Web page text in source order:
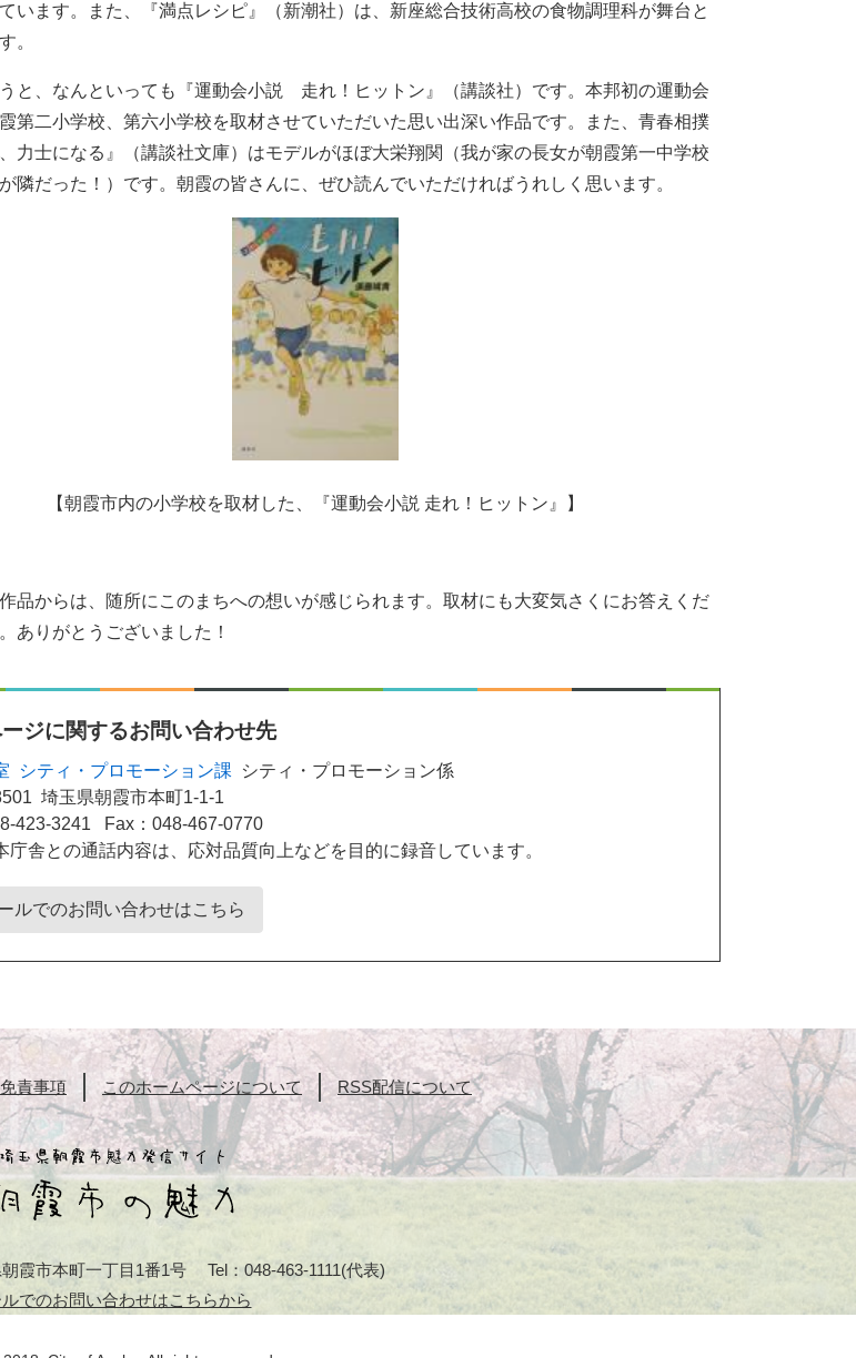
います。また、『満点レシピ』（新潮社）は、新座総合技術高校の食物調理科が舞台と
。
と、なんといっても『運動会小説 走れ！ヒットン』（講談社）です。本邦初の運動会
第二小学校、第六小学校を取材させていただいた思い出深い作品です。また、青春相撲
力士になる』（講談社文庫）はモデルがほぼ大栄翔関（我が家の長女が朝霞第一中学校
隣だった！）です。朝霞の皆さんに、ぜひ読んでいただければうれしく思います。
【朝霞市内の小学校を取材した、『運動会小説 走れ！ヒットン』】
品からは、随所にこのまちへの想いが感じられます。取材にも大変気さくにお答えくだ
ありがとうございました！
ジに関するお問い合わせ先
シティ・プロモーション課
シティ・プロモーション係
埼玉県朝霞市本町1-1-1
423-3241
Fax：048-467-0770
庁舎との通話内容は、応対品質向上などを目的に録音しています。
ルでのお問い合わせはこちら
免責事項 このホームページについて RSS配信について
霞市本町一丁目1番1号
Tel：048-463-1111(代表)
ルでのお問い合わせはこちらから